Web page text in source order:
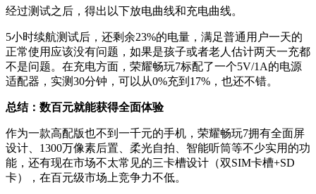
经过测试之后，得出以下放电曲线和充电曲线。
5小时续航测试后，还剩余23%的电量，满足普通用户一天的
正常使用应该没有问题，如果是孩子或者老人估计两天一充都
不是问题。在充电方面，荣耀畅玩7标配了一个5V/1A的电源
适配器，实测30分钟，可以从0%充到17%，也还不错。
总结：数百元就能获得全面体验
作为一款高配版也不到一千元的手机，荣耀畅玩7拥有全面屏
设计、1300万像素后置、柔光自拍、智能听筒等不少实用的功
能，还有现在市场不太常见的三卡槽设计（双SIM卡槽+SD
卡），在百元级市场上竞争力不低。